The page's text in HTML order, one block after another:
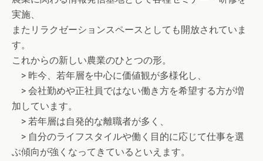
実施、
またリラクゼーションスペースとしても開放されていま
す。
これからの新しい農業のひとつの形。
> 昨今、若年層を中心に価値観が多様化し、
> 会社勤めや正社員ではない働き方を希望する方が増
加しています。
> 若年層は自発的な離職者が多く、
> 自分のライフスタイルや働く目的に応じて仕事を選
ぶ傾向が強くなってきているといえます。